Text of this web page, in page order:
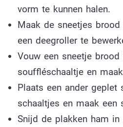
vorm te kunnen halen.
Maak de sneetjes
een deegroller te
Vouw een sneetje brood
souffléschaaltje en
Plaats een ander geplet
schaaltjes en maak een
Snijd de plakken ham in